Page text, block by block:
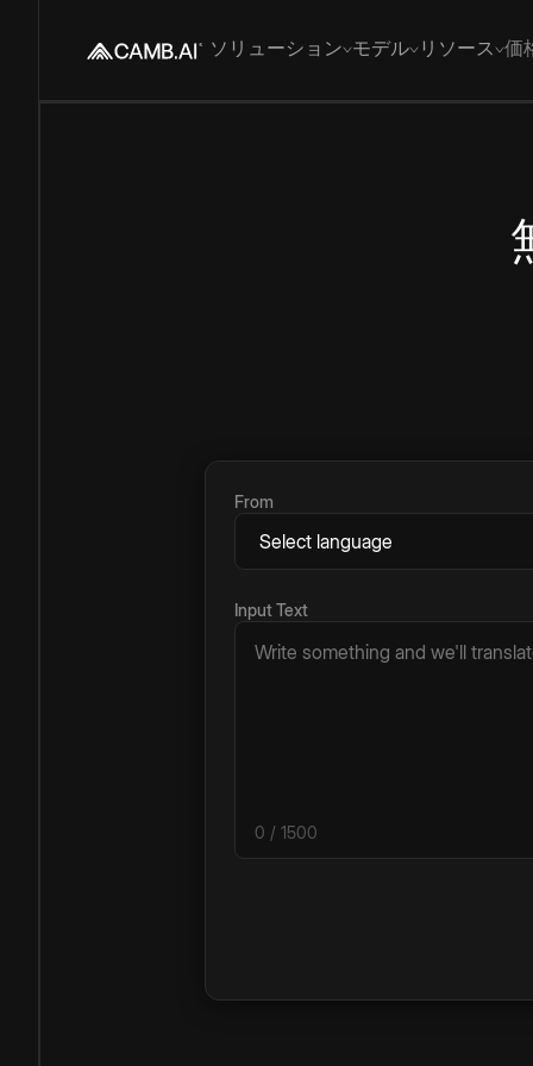
ソリューション モデル リソース 価
From
Input Text
0 / 1500